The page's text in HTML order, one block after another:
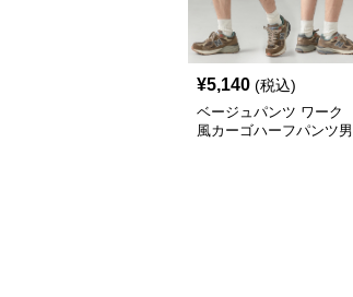
¥5,140 (税込)
ベージュパンツ ワーク
風カーゴハーフパンツ男